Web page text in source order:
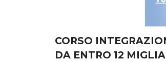
CORSO
DA ENTRO 12